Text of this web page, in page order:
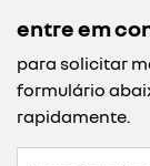
entre em
para solicitar
formulário
rapidamente.